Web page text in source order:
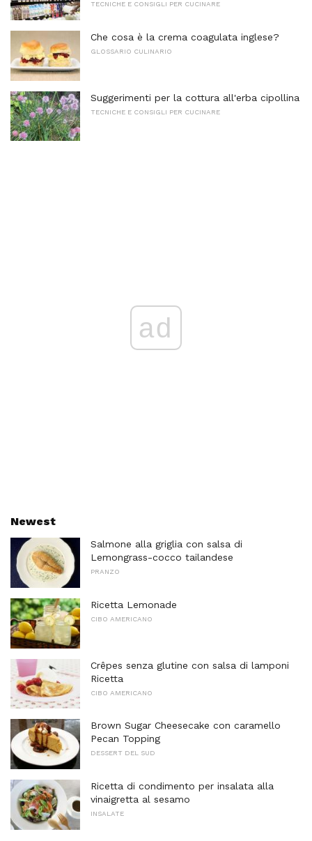
TECNICHE E CONSIGLI PER CUCINARE
Che cosa è la crema coagulata inglese?
GLOSSARIO CULINARIO
Suggerimenti per la cottura all'erba cipollina
TECNICHE E CONSIGLI PER CUCINARE
ad
Newest
Salmone alla griglia con salsa di
Lemongrass-cocco tailandese
PRANZO
Ricetta Lemonade
CIBO AMERICANO
Crêpes senza glutine con salsa di lamponi
Ricetta
CIBO AMERICANO
Brown Sugar Cheesecake con caramello
Pecan Topping
DESSERT DEL SUD
Ricetta di condimento per insalata alla
vinaigretta al sesamo
INSALATE